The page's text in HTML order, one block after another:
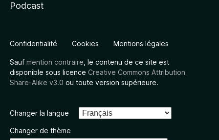
Podcast
Confidentialité Cookies Mentions légales
Sauf mention contraire , le contenu de ce site est
disponible sous licence Creative Commons Attribution
Share-Alike v3.0 ou toute version supérieure.
Changer la langue
Changer de thème